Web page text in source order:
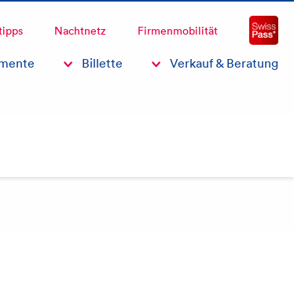
Fragen & Antworten
Nachtnetz Firmenmobilität
Billette Verkauf & Beratung